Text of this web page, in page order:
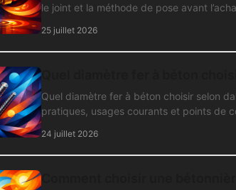
le joint et la méthode de pose avant
25 juillet 2026
Quel diamètre fer à béton choisir selon
pratiques, usages courants et points de
24 juillet 2026